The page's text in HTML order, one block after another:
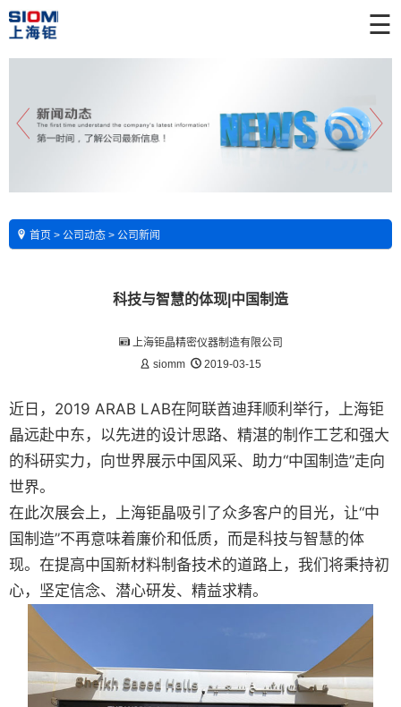
☰
首页 > 公司动态 > 公司新闻
科技与智慧的体现|中国制造
上海钜晶精密仪器制造有限公司
siomm
2019-03-15
近日，2019 ARAB LAB在阿联酋迪拜顺利举行，上海钜
晶远赴中东，以先进的设计思路、精湛的制作工艺和强大
的科研实力，向世界展示中国风采、助力“中国制造”走向
世界。
在此次展会上，上海钜晶吸引了众多客户的目光，让“中
国制造”不再意味着廉价和低质，而是科技与智慧的体
现。在提高中国新材料制备技术的道路上，我们将秉持初
心，坚定信念、潜心研发、精益求精。